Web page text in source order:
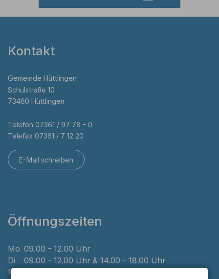
Kontakt
Gemeinde Hüttlingen
Schulstraße 10
73460 Hüttlingen
Telefon 07361 / 97 78 - 0
Telefax 07361 / 7 12 20
E-Mail schreiben
Öffnungszeiten
Mo 09.00 - 12.00 Uhr
Di
09.00 - 12.00 Uhr & 14.00 - 18.00 Uhr
Mi